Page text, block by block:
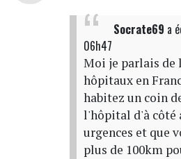
Socrate69 a
06h47
Moi je parlais de
hôpitaux en
habitez un coin
l'hôpital d'à côté
urgences et que
plus de 100km